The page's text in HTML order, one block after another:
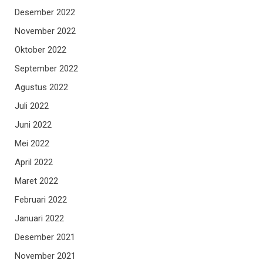
Desember 2022
November 2022
Oktober 2022
September 2022
Agustus 2022
Juli 2022
Juni 2022
Mei 2022
April 2022
Maret 2022
Februari 2022
Januari 2022
Desember 2021
November 2021